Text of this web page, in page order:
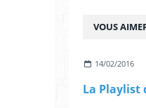
VOUS
14/02/2016